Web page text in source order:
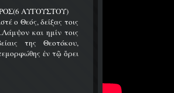
ΑΥΓΟΥΣΤΟΥ)
ο Θεός, δείξας τοις
και ημίν τοις
της Θεοτόκου,
ἐν τῷ ὄρει